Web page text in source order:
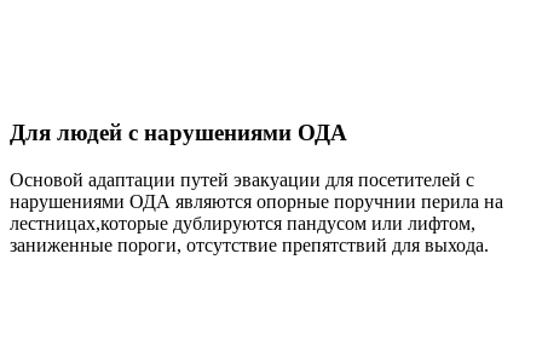
Для людей с нарушениями ОДА
Основой адаптации путей эвакуации для посетителей с
нарушениями ОДА являются опорные поручнии перила на
лестницах,которые дублируются пандусом или лифтом,
заниженные пороги, отсутствие препятствий для выхода.